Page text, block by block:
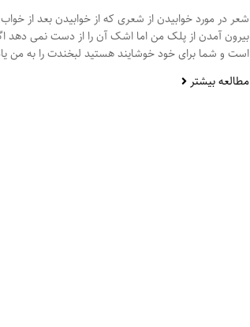
شعر در مورد خوابیدن از شعری که از خوابیدن بعد از
بیرون آمدن از پلک من اما اشک آن را از دست نمی دهد
است و شما برای خود خوشایند هستید لبخندت را به من
مطالعه بیشتر